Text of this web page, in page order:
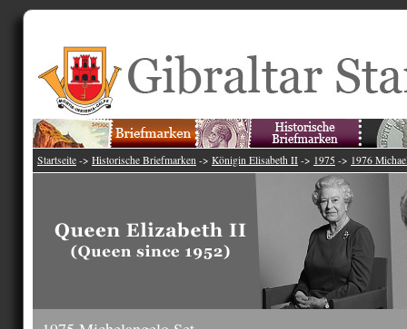
Startseite -> Historische Briefmarken -> Königin Elisabeth II -> 1975 -> 1976